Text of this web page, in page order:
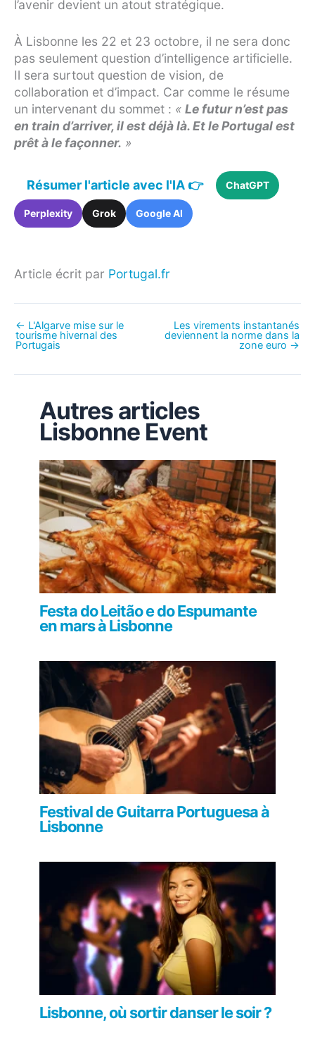
l’avenir devient un atout stratégique.
À Lisbonne les 22 et 23 octobre, il ne sera donc
pas seulement question d’intelligence artificielle.
Il sera surtout question de vision, de
collaboration et d’impact. Car comme le résume
un intervenant du sommet : « Le futur n’est pas
en train d’arriver, il est déjà là. Et le Portugal est
prêt à le façonner. »
Résumer l'article avec l'IA 👉 ChatGPT
Perplexity Grok Google AI
Article écrit par Portugal.fr
← L'Algarve mise sur le
tourisme hivernal des
Portugais
Les virements instantanés
deviennent la norme dans la
zone euro →
Autres articles
Lisbonne Event
Festa do Leitão e do Espumante
en mars à Lisbonne
Festival de Guitarra Portuguesa à
Lisbonne
Lisbonne, où sortir danser le soir ?